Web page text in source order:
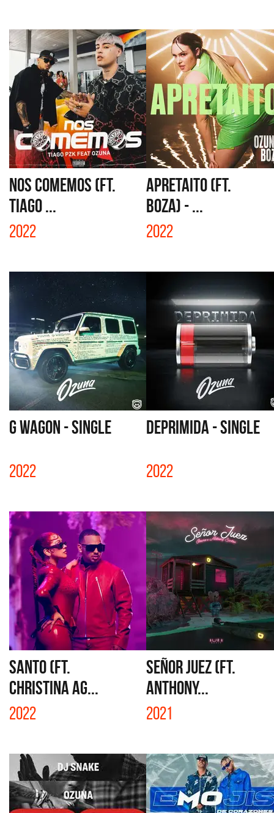
NOS COMEMOS (FT.
TIAGO ...
2022
APRETAITO (FT.
BOZA) - ...
2022
G WAGON - SINGLE
2022
DEPRIMIDA - SINGLE
2022
SANTO (FT.
CHRISTINA AG...
2022
SEÑOR JUEZ (FT.
ANTHONY...
2021